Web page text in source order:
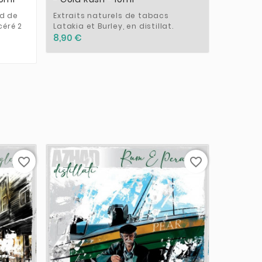
de
2
Extraits naturels de tabacs
Latakia et Burley, en distillat.
8,90 €
favorite_border favorite_border